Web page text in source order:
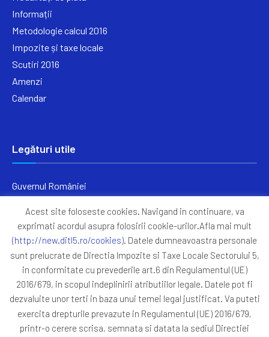
Informații
Metodologie calcul 2016
Impozite și taxe locale
Scutiri 2016
Amenzi
Calendar
Legături utile
Guvernul României
Primăria Sectorul 5
ANAF
Protocoale
GDPR
Harta Site
Acest site foloseste cookies. Navigand in continuare, va
exprimati acordul asupra folosirii cookie-urilor.Afla mai mult
(http://new.ditl5.ro/cookies). Datele dumneavoastra personale
sunt prelucrate de Directia Impozite si Taxe Locale Sectorului 5,
in conformitate cu prevederile art.6 din Regulamentul (UE)
2016/679, in scopul indeplinirii atributiilor legale. Datele pot fi
dezvaluite unor terti in baza unui temei legal justificat. Va puteti
exercita drepturile prevazute in Regulamentul (UE) 2016/679,
printr-o cerere scrisa, semnata si datata la sediul Directiei